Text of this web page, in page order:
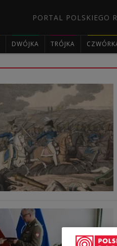
PORTAL POLSKIEGO
DWÓJKA TRÓJKA